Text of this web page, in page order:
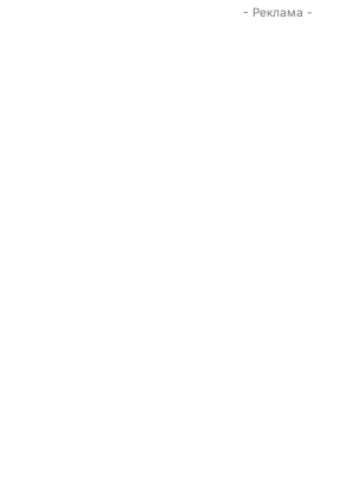
- Реклама -